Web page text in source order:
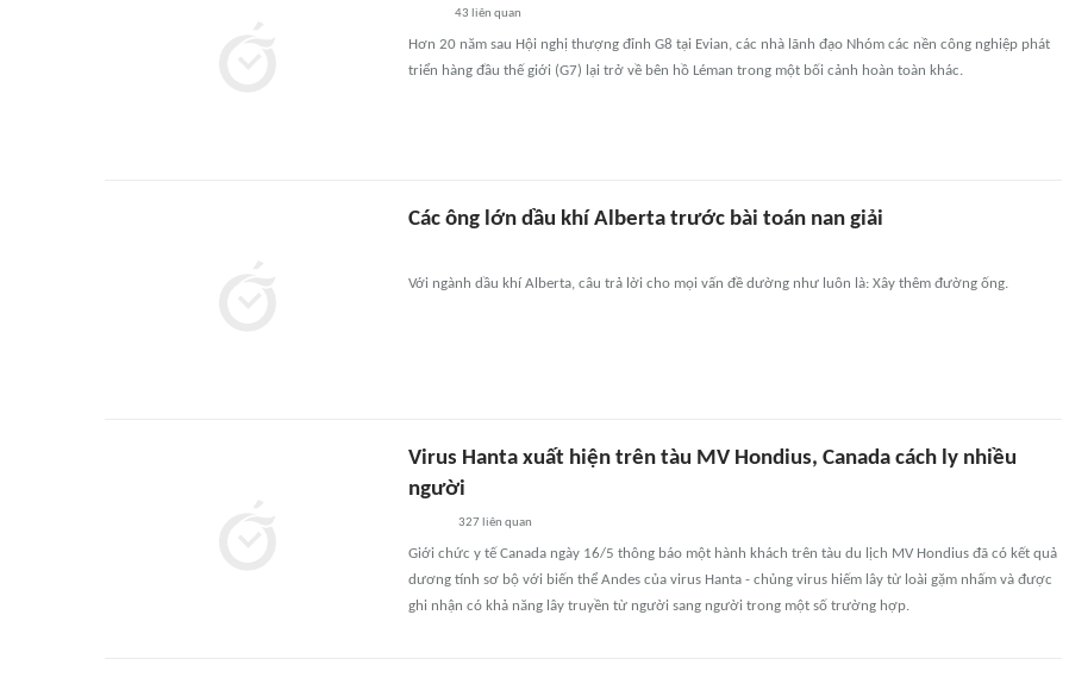
43 liên quan
Hơn 20 năm sau Hội nghị thượng đỉnh G8 tại Evian, các nhà lãnh đạo Nhóm các nền công nghiệp phát
triển hàng đầu thế giới (G7) lại trở về bên hồ Léman trong một bối cảnh hoàn toàn khác.
Các ông lớn dầu khí Alberta trước bài toán nan giải
Với ngành dầu khí Alberta, câu trả lời cho mọi vấn đề dường như luôn là: Xây thêm đường ống.
Virus Hanta xuất hiện trên tàu MV Hondius, Canada cách ly nhiều
người
327 liên quan
Giới chức y tế Canada ngày 16/5 thông báo một hành khách trên tàu du lịch MV Hondius đã có kết quả
dương tính sơ bộ với biến thể Andes của virus Hanta - chủng virus hiếm lây từ loài gặm nhấm và được
ghi nhận có khả năng lây truyền từ người sang người trong một số trường hợp.